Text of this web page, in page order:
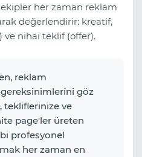
her zaman reklam
değerlendirir: kreatif,
nihai teklif (offer).
reklam
göz
tekliflerinize ve
page'ler üreten
profesyonel
her zaman en